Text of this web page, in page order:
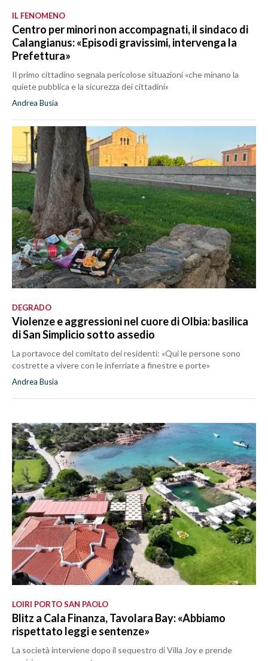
IL FENOMENO
Centro per minori non accompagnati, il sindaco di
Calangianus: «Episodi gravissimi, intervenga la
Prefettura»
Il primo cittadino segnala pericolose situazioni «che minano la
quiete pubblica e la sicurezza dei cittadini»
Andrea Busia
DEGRADO
Violenze e aggressioni nel cuore di Olbia: basilica
di San Simplicio sotto assedio
La portavoce del comitato dei residenti: «Qui le persone sono
costrette a vivere con le inferriate a finestre e porte»
Andrea Busia
LOIRI PORTO SAN PAOLO
Blitz a Cala Finanza, Tavolara Bay: «Abbiamo
rispettato leggi e sentenze»
La società interviene dopo il sequestro di Villa Joy e prende